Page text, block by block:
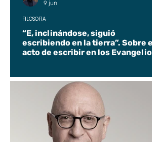
“E, inclinándose, siguió
escribiendo en la tierra”. Sobre el
acto de escribir en los Evangelios.
FILOSOFÍA
9 jun